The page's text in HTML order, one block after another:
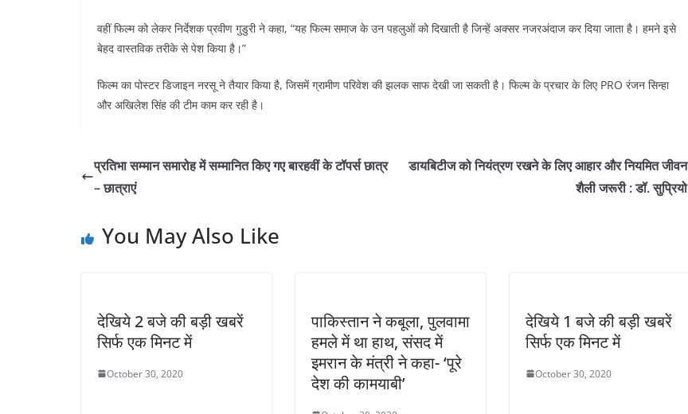
वहीं फिल्म को लेकर निर्देशक प्रवीण गुडुरी ने कहा, “यह फिल्म समाज के उन पहलुओं को दिखाती है जिन्हें अक्सर नजरअंदाज कर दिया जाता है। हमने इसे
बेहद वास्तविक तरीके से पेश किया है।”
फिल्म का पोस्टर डिजाइन नरसू ने तैयार किया है, जिसमें ग्रामीण परिवेश की झलक साफ देखी जा सकती है। फिल्म के प्रचार के लिए PRO रंजन सिन्हा
और अखिलेश सिंह की टीम काम कर रही है।
प्रतिभा सम्मान समारोह में सम्मानित किए गए बारहवीं के टॉपर्स छात्र
– छात्राएं
डायबिटीज को नियंत्रण रखने के लिए आहार और नियमित जीवन
शैली जरूरी : डॉ. सुप्रियो
You May Also Like
देखिये 2 बजे की बड़ी खबरें
सिर्फ एक मिनट में
October 30, 2020
पाकिस्तान ने कबूला, पुलवामा
हमले में था हाथ, संसद में
इमरान के मंत्री ने कहा- ‘पूरे
देश की कामयाबी’
देखिये 1 बजे की बड़ी खबरें
सिर्फ एक मिनट में
October 30, 2020